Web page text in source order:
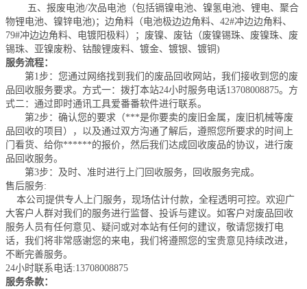
五、报废电池/次品电池（包括镉镍电池、镍氢电池、锂电、聚合
物锂电池、镍锌电池)；边角料（电池极边边角料、42#冲边边角料、
79#冲边边角料、电镀阳极料）；废镍、废钴（废镍锡珠、废镍珠、废
锡珠、亚镍废粉、钴酸锂废料、镀金、镀银、镀铜)
服务流程：
第1步：您通过网络找到我们的废品回收网站，我们接收到您的废
品回收服务要求。方式一：拨打本站24小时服务电话13708008875。方
式二：通过即时通讯工具爱番番软件进行联系。
第2步：确认您的要求（***是你要卖的废旧金属，废旧机械等废
品回收的项目），以及通过双方沟通了解后，遵照您所要求的时间上
门看货、给你******的报价，然后我们达成回收废品的协议，进行废
品回收服务。
第3步：及时、准时进行上门回收服务，回收服务完成。
售后服务:
本公司提供专人上门服务，现场估计付款，全程透明可控。欢迎广
大客户人群对我们的服务进行监督、投诉与建议。如客户对废品回收
服务人员有任何意见、疑问或对本站有任何的建议，敬请您拨打电
话，我们将非常感谢您的来电，我们将遵照您的宝贵意见持续改进，
不断完善服务。
24小时联系电话:13708008875
服务条款：